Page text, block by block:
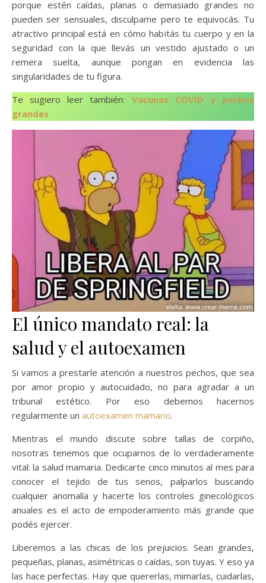
porque estén caídas, planas o demasiado grandes no
pueden ser sensuales, disculpame pero te equivocás. Tu
atractivo principal está en cómo habitás tu cuerpo y en la
seguridad con la que llevás un vestido ajustado o un
remera suelta, aunque pongan en evidencia las
singularidades de tu figura.
Te sugiero leer también: Vacunas COVID y pechos
grandes
El único mandato real: la
salud y el autoexamen
Si vamos a prestarle atención a nuestros pechos, que sea
por amor propio y autocuidado, no para agradar a un
tribunal estético. Por eso debemos hacernos
regularmente un autoexamen mamario.
Mientras el mundo discute sobre tallas de corpiño,
nosotras tenemos que ocuparnos de lo verdaderamente
vital: la salud mamaria. Dedicarte cinco minutos al mes para
conocer el tejido de tus senos, palparlos buscando
cualquier anomalía y hacerte los controles ginecológicos
anuales es el acto de empoderamiento más grande que
podés ejercer.
Liberemos a las chicas de los prejuicios. Sean grandes,
pequeñas, planas, asimétricas o caídas, son tuyas. Y eso ya
las hace perfectas. Hay que quererlas, mimarlas, cuidarlas,